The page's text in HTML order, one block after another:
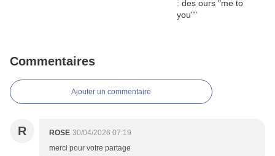
Commentaires
Ajouter un commentaire
R ROSE 30/04/2026 07:19
merci pour votre partage